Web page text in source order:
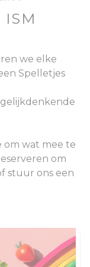
ISM
we elke
Spelletjes
om wat mee te
om
stuur ons een